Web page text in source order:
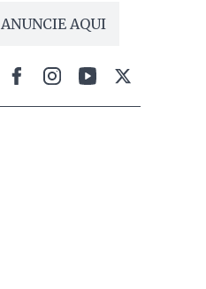
ANUNCIE AQUI